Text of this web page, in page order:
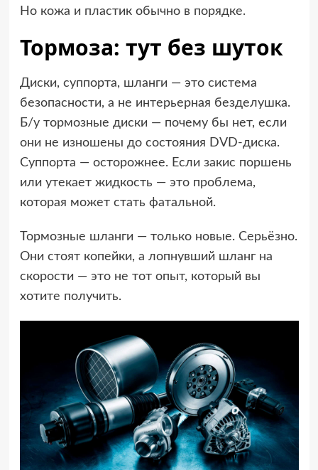
Но кожа и пластик обычно в порядке.
Тормоза: тут без шуток
Диски, суппорта, шланги — это система
безопасности, а не интерьерная безделушка.
Б/у тормозные диски — почему бы нет, если
они не изношены до состояния DVD-диска.
Суппорта — осторожнее. Если закис поршень
или утекает жидкость — это проблема,
которая может стать фатальной.
Тормозные шланги — только новые. Серьёзно.
Они стоят копейки, а лопнувший шланг на
скорости — это не тот опыт, который вы
хотите получить.